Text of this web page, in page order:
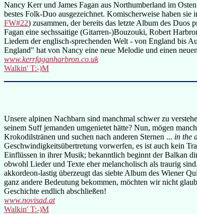
Nancy Kerr und James Fagan aus Northumberland im
bestes Folk-Duo ausgezeichnet. Komischerweise haben
FW#22) zusammen, der bereits das letzte Album des Duos
Fagan eine sechssaitige (Gitarren-)Bouzouki, Robert
Liedern der englisch-sprechenden Welt - von England bis
England" hat von Nancy eine neue Melodie und einen
www.kerrfaganharbron.co.uk
Walkin' T:-)M
Unsere alpinen Nachbarn sind manchmal schwer zu
seinem Suff jemanden umgenietet hätte? Nun, mögen
Krokodilstränen und suchen nach anderen Sternen ... in the
Geschwindigkeitsübertretung vorwerfen, es ist auch kein
Einflüssen in ihrer Musik; bekanntlich beginnt der Balkan
obwohl Lieder und Texte eher melancholisch als traurig
akkordeon-lastig überzeugt das siebte Album des Wiener
ganz andere Bedeutung bekommen, möchten wir nicht
Geschichte endlich abschließen!
www.novisad.at
Walkin' T:-)M